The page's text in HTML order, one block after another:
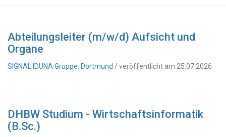
Abteilungsleiter (m/w/d) Aufsicht und
Organe
SIGNAL IDUNA Gruppe, Dortmund / veröffentlicht am 25.07.2026
DHBW Studium - Wirtschaftsinformatik
(B.Sc.)